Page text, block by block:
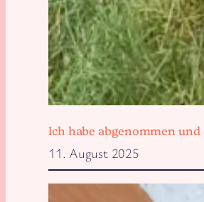
Ich habe abgenommen
11. August 2025